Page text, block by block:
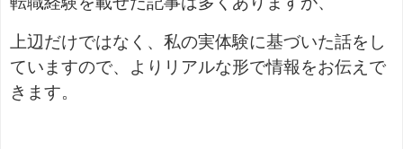
上辺だけではなく、私の実体験に基づいた話をし
ていますので、よりリアルな形で情報をお伝えで
きます。